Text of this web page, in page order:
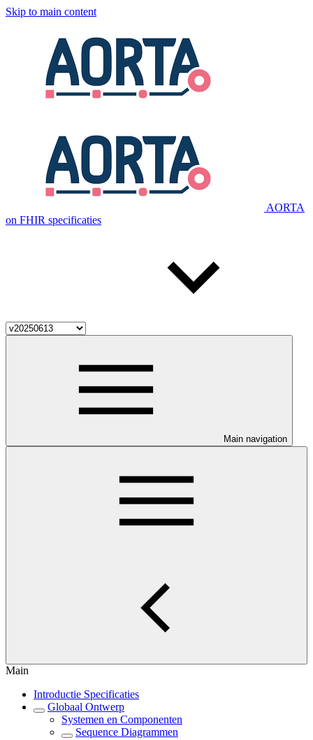
Skip to main content
AORTA
on FHIR specificaties
Main navigation
Main
Introductie Specificaties
Globaal Ontwerp
Systemen en Componenten
Sequence Diagrammen